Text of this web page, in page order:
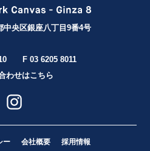
中央区銀座八丁目9番4号
F 03 6205 8011
わせはこちら
ー 会社概要 採用情報